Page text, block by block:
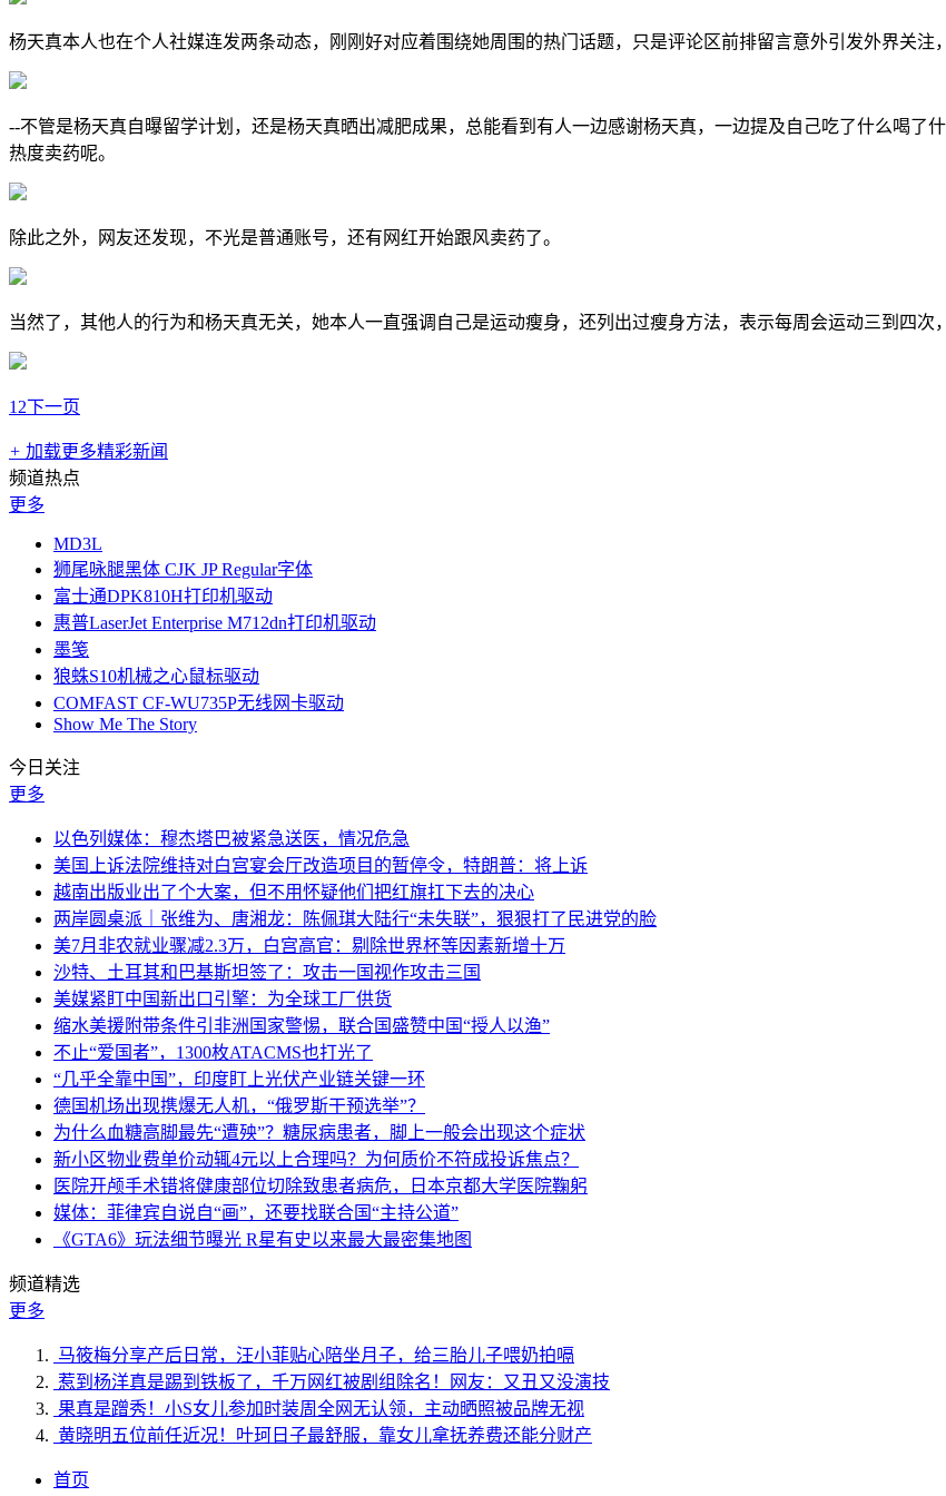
杨天真本人也在个人社媒连发两条动态，刚刚好对应着围绕她周围的热门话题，只是评论区前排留言意外引发外界关注
--不管是杨天真自曝留学计划，还是杨天真晒出减肥成果，总能看到有人一边感谢杨天真，一边提及自己吃了什么喝了
热度卖药呢。
除此之外，网友还发现，不光是普通账号，还有网红开始跟风卖药了。
当然了，其他人的行为和杨天真无关，她本人一直强调自己是运动瘦身，还列出过瘦身方法，表示每周会运动三到四次
1 2下一页
+ 加载更多精彩新闻
频道热点
更多
MD3L
狮尾咏腿黑体 CJK JP Regular字体
富士通DPK810H打印机驱动
惠普LaserJet Enterprise M712dn打印机驱动
墨笺
狼蛛S10机械之心鼠标驱动
COMFAST CF-WU735P无线网卡驱动
Show Me The Story
今日关注
更多
以色列媒体：穆杰塔巴被紧急送医，情况危急
美国上诉法院维持对白宫宴会厅改造项目的暂停令，特朗普：将上诉
越南出版业出了个大案，但不用怀疑他们把红旗扛下去的决心
两岸圆桌派｜张维为、唐湘龙：陈佩琪大陆行“未失联”，狠狠打了民进党的脸
美7月非农就业骤减2.3万，白宫高官：剔除世界杯等因素新增十万
沙特、土耳其和巴基斯坦签了：攻击一国视作攻击三国
美媒紧盯中国新出口引擎：为全球工厂供货
缩水美援附带条件引非洲国家警惕，联合国盛赞中国“授人以渔”
不止“爱国者”，1300枚ATACMS也打光了
“几乎全靠中国”，印度盯上光伏产业链关键一环
德国机场出现携爆无人机，“俄罗斯干预选举”？
为什么血糖高脚最先“遭殃”？糖尿病患者，脚上一般会出现这个症状
新小区物业费单价动辄4元以上合理吗？为何质价不符成投诉焦点？
医院开颅手术错将健康部位切除致患者病危，日本京都大学医院鞠躬
媒体：菲律宾自说自“画”，还要找联合国“主持公道”
《GTA6》玩法细节曝光 R星有史以来最大最密集地图
频道精选
更多
马筱梅分享产后日常，汪小菲贴心陪坐月子，给三胎儿子喂奶拍嗝
惹到杨洋真是踢到铁板了，千万网红被剧组除名！网友：又丑又没演技
果真是蹭秀！小S女儿参加时装周全网无认领，主动晒照被品牌无视
黄晓明五位前任近况！叶珂日子最舒服，靠女儿拿抚养费还能分财产
首页